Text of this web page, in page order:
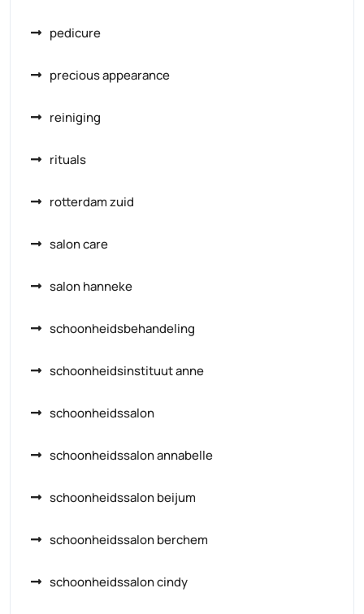
pedicure
precious appearance
reiniging
rituals
rotterdam zuid
salon care
salon hanneke
schoonheidsbehandeling
schoonheidsinstituut anne
schoonheidssalon
schoonheidssalon annabelle
schoonheidssalon beijum
schoonheidssalon berchem
schoonheidssalon cindy